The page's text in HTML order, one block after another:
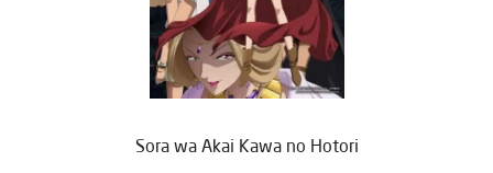
Sora wa Akai Kawa no Hotori